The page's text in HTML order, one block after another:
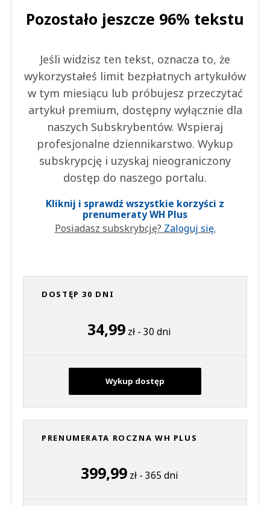
Pozostało jeszcze 96% tekstu
Jeśli widzisz ten tekst, oznacza to, że
wykorzystałeś limit bezpłatnych artykułów
w tym miesiącu lub próbujesz przeczytać
artykuł premium, dostępny wyłącznie dla
naszych Subskrybentów. Wspieraj
profesjonalne dziennikarstwo. Wykup
subskrypcję i uzyskaj nieograniczony
dostęp do naszego portalu.
Kliknij i sprawdź wszystkie korzyści z
prenumeraty WH Plus
Posiadasz subskrybcję? Zaloguj się.
DOSTĘP 30 DNI
34,99 zł - 30 dni
Wykup dostęp
PRENUMERATA ROCZNA WH PLUS
399,99zł - 365 dni